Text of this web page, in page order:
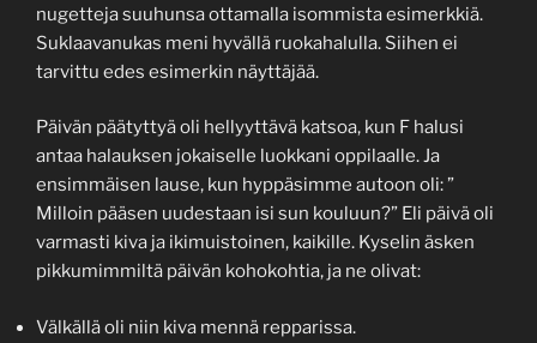
nugetteja suuhunsa ottamalla isommista esimerkkiä.
Suklaavanukas meni hyvällä ruokahalulla. Siihen ei
tarvittu edes esimerkin näyttäjää.
Päivän päätyttyä oli hellyyttävä katsoa, kun F halusi
antaa halauksen jokaiselle luokkani oppilaalle. Ja
ensimmäisen lause, kun hyppäsimme autoon oli: ”
Milloin pääsen uudestaan isi sun kouluun?” Eli päivä oli
varmasti kiva ja ikimuistoinen, kaikille. Kyselin äsken
pikkumimmiltä päivän kohokohtia, ja ne olivat:
Välkällä oli niin kiva mennä repparissa.